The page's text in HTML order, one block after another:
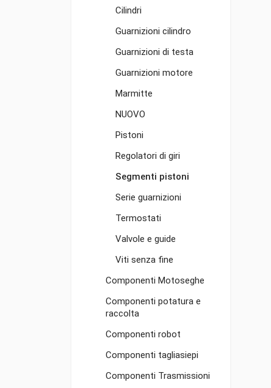
Cilindri
Guarnizioni cilindro
Guarnizioni di testa
Guarnizioni motore
Marmitte
NUOVO
Pistoni
Regolatori di giri
Segmenti pistoni
Serie guarnizioni
Termostati
Valvole e guide
Viti senza fine
Componenti Motoseghe
Componenti potatura e
raccolta
Componenti robot
Componenti tagliasiepi
Componenti Trasmissioni